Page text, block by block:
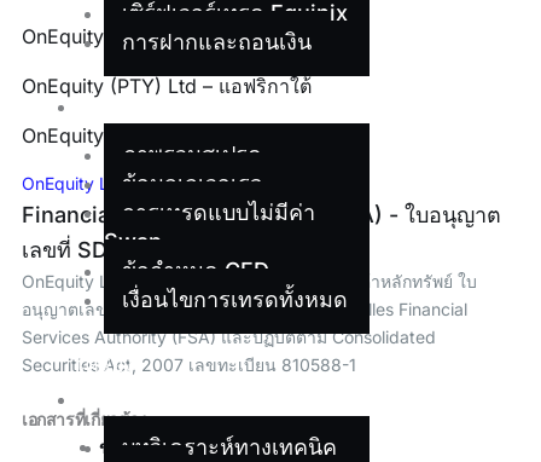
เซิร์ฟเวอร์เทรด Equinix
การฝากและถอนเงิน
เงื่อนไข
ภาพรวมสเปรด
ข้อมูลเลเวอเรจ
การเทรดแบบไม่มีค่า
Swap
ข้อกำหนด CFD
เงื่อนไขการเทรดทั้งหมด
เครื่อง
บทวิเคราะห์ทางเทคนิค
OnEquity Ltd – เซเชลส์
OnEquity (PTY) Ltd – แอฟริกาใต้
OnEquity (MU) Ltd – มอริเชียส
OnEquity Ltd – เซเชลส์
Financial Services Authority (FSA) - ใบอนุญาต
เลขที่ SD154
OnEquity Ltd จดทะเบียนในเซเชลส์ในฐานะผู้ค้าหลักทรัพย์ ใบ
อนุญาตเลขที่ SD154 ได้รับอนุญาตจาก Seychelles Financial
Services Authority (FSA) และปฏิบัติตาม Consolidated
Securities Act, 2007 เลขทะเบียน 810588-1
เอกสารที่เกี่ยวข้อง:
ข้อตกลงลูกค้า